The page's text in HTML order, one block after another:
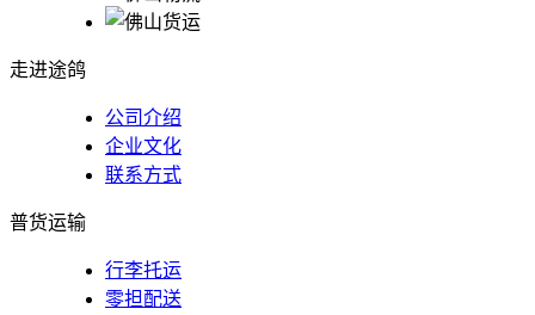
走进途鸽
公司介绍
企业文化
联系方式
普货运输
行李托运
零担配送